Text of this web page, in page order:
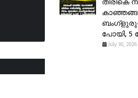
തിരികെ
പോയി, 5
July 30, 2026